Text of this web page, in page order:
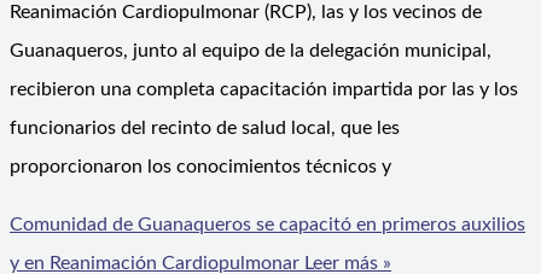
Reanimación Cardiopulmonar (RCP), las y los vecinos de
Guanaqueros, junto al equipo de la delegación municipal,
recibieron una completa capacitación impartida por las y los
funcionarios del recinto de salud local, que les
proporcionaron los conocimientos técnicos y
Comunidad de Guanaqueros se capacitó en primeros auxilios
y en Reanimación Cardiopulmonar Leer más »